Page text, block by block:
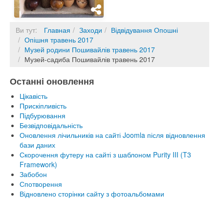
Ви тут: Главная Заходи
Відвідування Опошні
Опішня травень 2017
Музей родини Пошивайлів травень 2017
Музей-садиба Пошивайлів травень 2017
Останні оновлення
Цікавість
Прискіпливість
Підбурювання
Безвідповідальність
Оновлення лічильників на сайті Joomla після відновлення
бази даних
Скорочення футеру на сайті з шаблоном Purity III (T3
Framework)
Забобон
Спотворення
Відновлено сторінки сайту з фотоальбомами